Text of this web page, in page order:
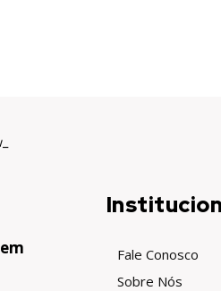
Fale Conosco
Sobre Nós